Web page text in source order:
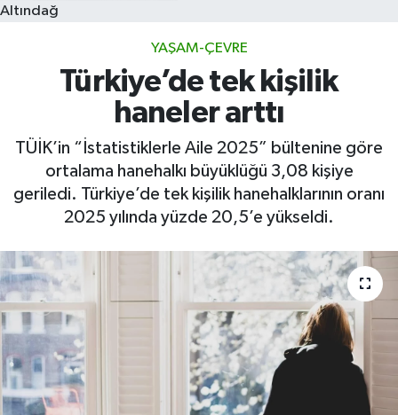
Altındağ
YAŞAM-ÇEVRE
Türkiye’de tek kişilik
haneler arttı
TÜİK’in “İstatistiklerle Aile 2025” bültenine göre
ortalama hanehalkı büyüklüğü 3,08 kişiye
geriledi. Türkiye’de tek kişilik hanehalklarının oranı
2025 yılında yüzde 20,5’e yükseldi.